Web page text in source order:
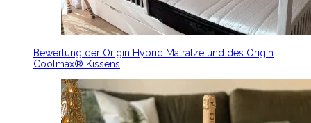
Bewertung der Origin Hybrid Matratze und des Origin
Coolmax® Kissens